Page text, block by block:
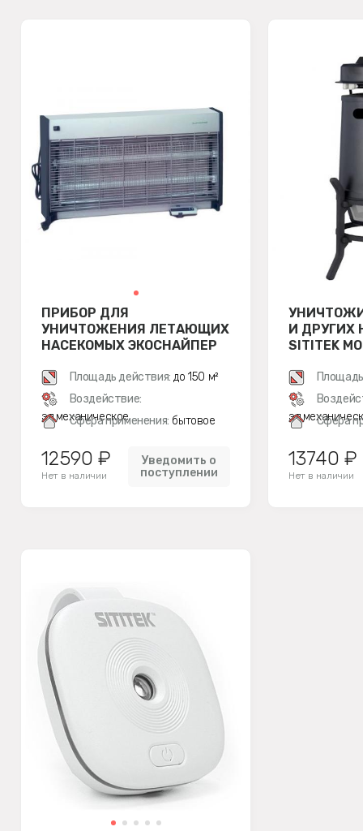
ПРИБОР ДЛЯ
УНИЧТОЖЕНИЯ ЛЕТАЮЩИХ
НАСЕКОМЫХ ЭКОСНАЙПЕР
Площадь действия: до 150 м²
Воздействие:
эл.механическое
Сфера применения: бытовое
12590 ₽
Нет в наличии
Уведомить о
поступлении
И ДРУГИХ
SITITEK
Сфера
13740 ₽
Нет в наличии